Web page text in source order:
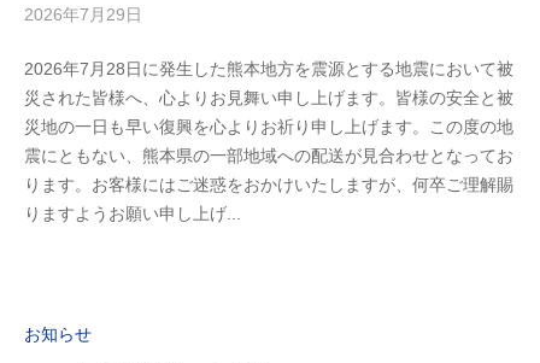
2026年7月29日
ビ
ル
デ
ィ
2026年7月28日に発生した熊本地方を震源とする地震において被
災された皆様へ、心よりお見舞い申し上げます。皆様の安全と被
災地の一日も早い復興を心よりお祈り申し上げます。この度の地
震にともない、熊本県の一部地域への配送が見合わせとなってお
ります。お客様にはご迷惑をおかけいたしますが、何卒ご理解賜
りますようお願い申し上げ...
お知らせ